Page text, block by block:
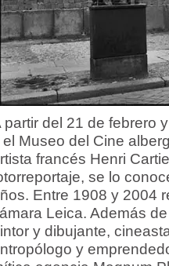
partir del 21 de febrero
el Museo del Cine
francés Henri
se lo
Entre 1908 y 2004
Leica. Además
y dibujante,
y